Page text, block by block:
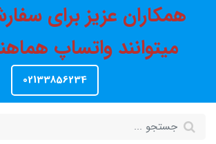
همکاران عزیز برای
میتوانند واتساپ
02133856234